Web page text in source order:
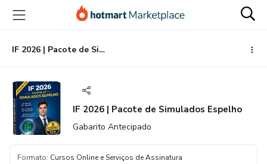
para
conteúdo
principal
para
pagamento
para
rodapé
IF 2026 | Pacote de Simulados Espelho
IF 2026 | Pacote de Simulados Espelho
Gabarito Antecipado
Formato: Cursos Online e Serviços de Assinatura